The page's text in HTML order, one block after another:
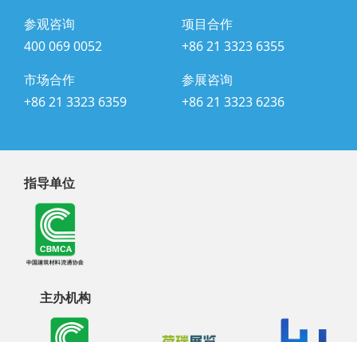
参观咨询
400 069 0052
项目合作
+86 21 3323 6355
市场合作
+86 21 3323 6359
参展咨询
+86 21 3323 6236
指导单位
主办机构